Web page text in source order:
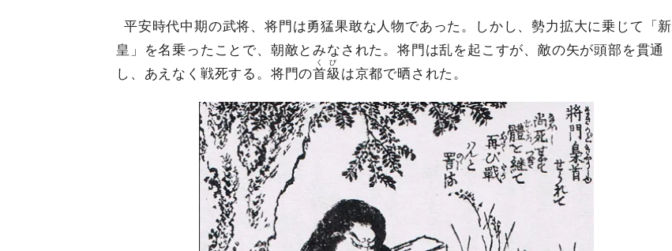
平安時代中期の武将、将門は勇猛果敢な人物であった。しかし、勢力拡大に乗じて「新
皇」を名乗ったことで、朝敵とみなされた。将門は乱を起こすが、敵の矢が頭部を貫通
し、あえなく戦死する。将門の首級
くび
は京都で晒された。